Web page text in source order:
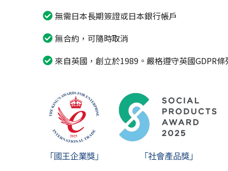
無需日本長期簽證或日本銀行帳戶
無合約，可隨時取消
來自英國，創立於1989。嚴格遵守英國GDPR